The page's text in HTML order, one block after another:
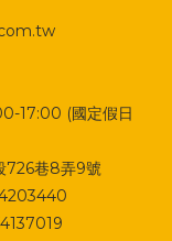
17:00 (國定假日
726巷8弄9號